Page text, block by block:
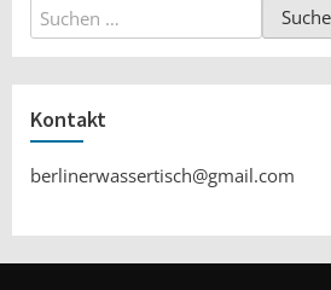
Suchen
nach:
Kontakt
berlinerwassertisch@gmail.com